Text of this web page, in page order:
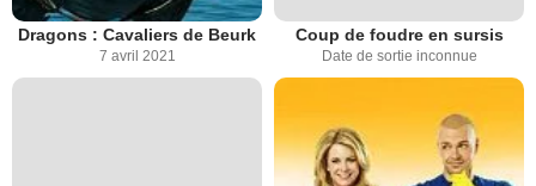
Dragons : Cavaliers de Beurk
7 avril 2021
Coup de foudre en sursis
Date de sortie inconnue